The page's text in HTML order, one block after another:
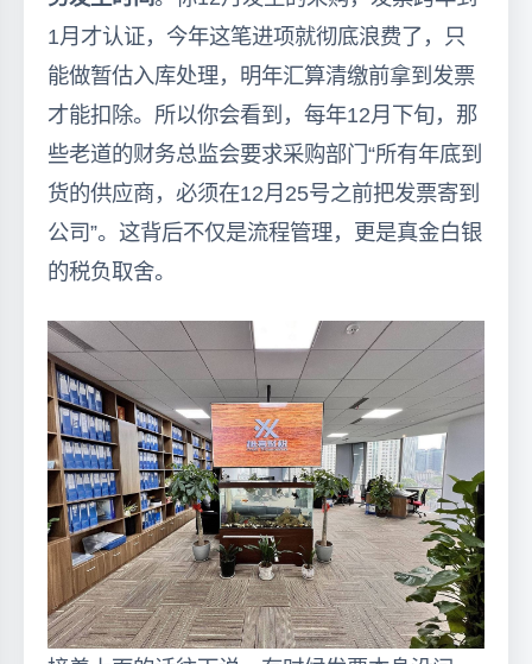
1月才认证，今年这笔进项就彻底浪费了，只
能做暂估入库处理，明年汇算清缴前拿到发票
才能扣除。所以你会看到，每年12月下旬，那
些老道的财务总监会要求采购部门“所有年底到
货的供应商，必须在12月25号之前把发票寄到
公司”。这背后不仅是流程管理，更是真金白银
的税负取舍。